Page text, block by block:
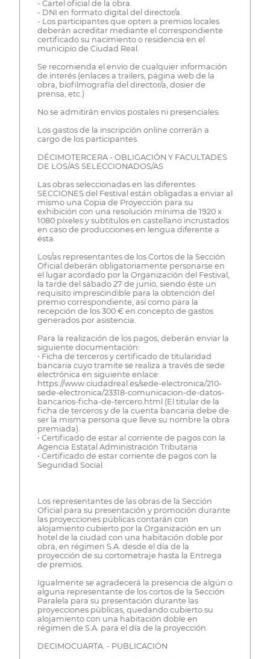
- Cartel oficial de la obra.
- DNI en formato digital del director/a.
- Los participantes que opten a premios locales
deberán acreditar mediante el correspondiente
certificado su nacimiento o residencia en el
municipio de Ciudad Real.
Se recomienda el envío de cualquier información
de interés (enlaces a trailers, página web de la
obra, biofilmografía del director/a, dosier de
prensa, etc.)
No se admitirán envíos postales ni presenciales.
Los gastos de la inscripción online correrán a
cargo de los participantes.
DÉCIMOTERCERA - OBLIGACIÓN Y FACULTADES
DE LOS/AS SELECCIONADOS/AS
Las obras seleccionadas en las diferentes
SECCIONES del Festival están obligadas a enviar al
mismo una Copia de Proyección para su
exhibición con una resolución mínima de 1920 x
1080 píxeles y subtítulos en castellano incrustados
en caso de producciones en lengua diferente a
ésta.
Los/as representantes de los Cortos de la Sección
Oficial deberán obligatoriamente personarse en
el lugar acordado por la Organización del Festival,
la tarde del sábado 27 de junio, siendo éste un
requisito imprescindible para la obtención del
premio correspondiente, así como para la
recepción de los 300 € en concepto de gastos
generados por asistencia.
Para la realización de los pagos, deberán enviar la
siguiente documentación:
• Ficha de terceros y certificado de titularidad
bancaria cuyo tramite se realiza a través de sede
electrónica en siguiente enlace:
https://www.ciudadreal.es/sede-electronica/210-
sede-electronica/23318-comunicacion-de-datos-
bancarios-ficha-de-tercero.html (El titular de la
ficha de terceros y de la cuenta bancaria debe de
ser la misma persona que lleve su nombre la obra
premiada).
• Certificado de estar al corriente de pagos con la
Agencia Estatal Administración Tributaria
• Certificado de estar corriente de pagos con la
Seguridad Social.
Los representantes de las obras de la Sección
Oficial para su presentación y promoción durante
las proyecciones públicas contarán con
alojamiento cubierto por la Organización en un
hotel de la ciudad con una habitación doble por
obra, en régimen S.A. desde el día de la
proyección de su cortometraje hasta la Entrega
de premios.
Igualmente se agradecerá la presencia de algún o
alguna representante de los cortos de la Sección
Paralela para su presentación durante las
proyecciones públicas, quedando cubierto su
alojamiento con una habitación doble en
régimen de S.A. para el día de la proyección.
DECIMOCUARTA. - PUBLICACIÓN